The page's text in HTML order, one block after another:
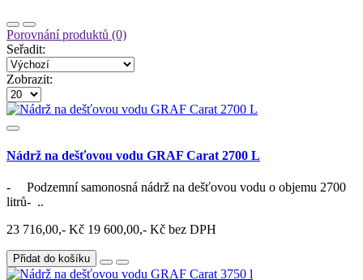
Porovnání produktů (0)
Seřadit:
Zobrazit:
Nádrž na dešťovou vodu GRAF Carat 2700 L
- Podzemní samonosná nádrž na dešťovou vodu o objemu 2700
litrů- ..
23 716,00,- Kč 19 600,00,- Kč bez DPH
Přidat do košíku